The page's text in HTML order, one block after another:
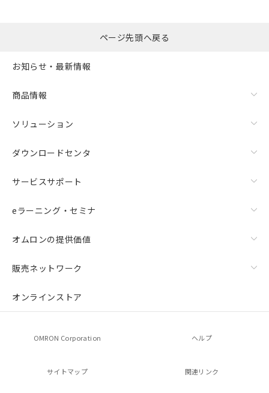
ページ先頭へ戻る
お知らせ・最新情報
商品情報
ソリューション
ダウンロードセンタ
サービスサポート
eラーニング・セミナ
オムロンの提供価値
販売ネットワーク
オンラインストア
OMRON Corporation ヘルプ
サイトマップ 関連リンク